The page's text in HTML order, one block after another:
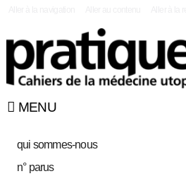
MENU
qui sommes-nous
n° parus